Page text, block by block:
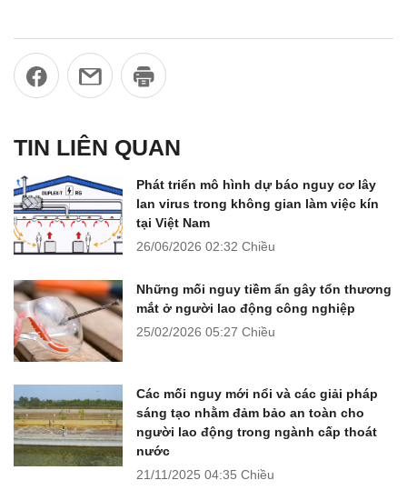
TIN LIÊN QUAN
Phát triển mô hình dự báo nguy cơ lây
lan virus trong không gian làm việc kín
tại Việt Nam
26/06/2026 02:32 Chiều
Những mối nguy tiềm ẩn gây tổn thương
mắt ở người lao động công nghiệp
25/02/2026 05:27 Chiều
Các mối nguy mới nổi và các giải pháp
sáng tạo nhằm đảm bảo an toàn cho
người lao động trong ngành cấp thoát
nước
21/11/2025 04:35 Chiều